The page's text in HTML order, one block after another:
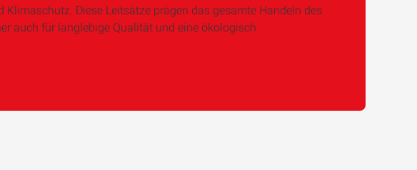
Diese Leitsätze prägen das gesamte Handeln des
auch für langlebige Qualität und eine ökologisch